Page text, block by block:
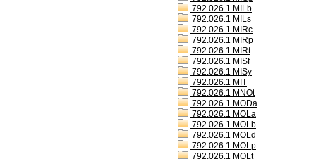
792.026.1 MILb
792.026.1 MILs
792.026.1 MIRc
792.026.1 MIRp
792.026.1 MIRt
792.026.1 MISf
792.026.1 MISy
792.026.1 MIT
792.026.1 MNOt
792.026.1 MODa
792.026.1 MOLa
792.026.1 MOLb
792.026.1 MOLd
792.026.1 MOLp
792.026.1 MOLt